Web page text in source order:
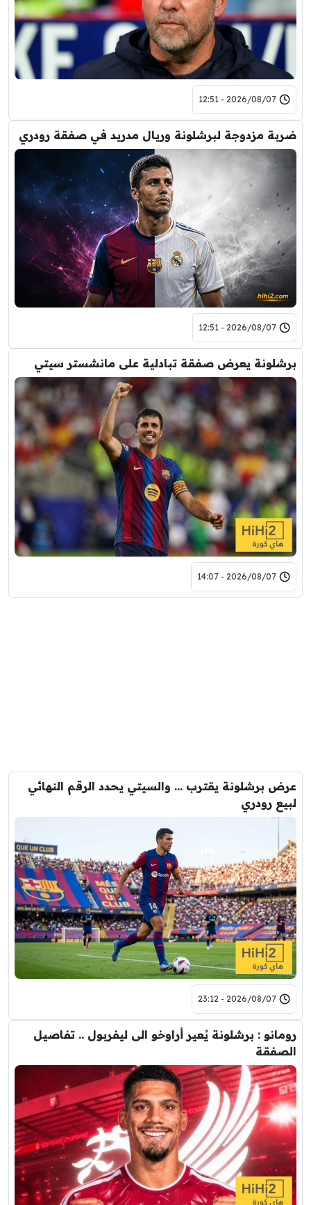
2026/08/07 - 12:51
ضربة مزدوجة لبرشلونة وريال مدريد في صفقة رودري
2026/08/07 - 12:51
برشلونة يعرض صفقة تبادلية على مانشستر سيتي
2026/08/07 - 14:07
عرض برشلونة يقترب … والسيتي يحدد الرقم النهائي
لبيع رودري
2026/08/07 - 23:12
رومانو : برشلونة يُعير أراوخو الى ليفربول .. تفاصيل
الصفقة